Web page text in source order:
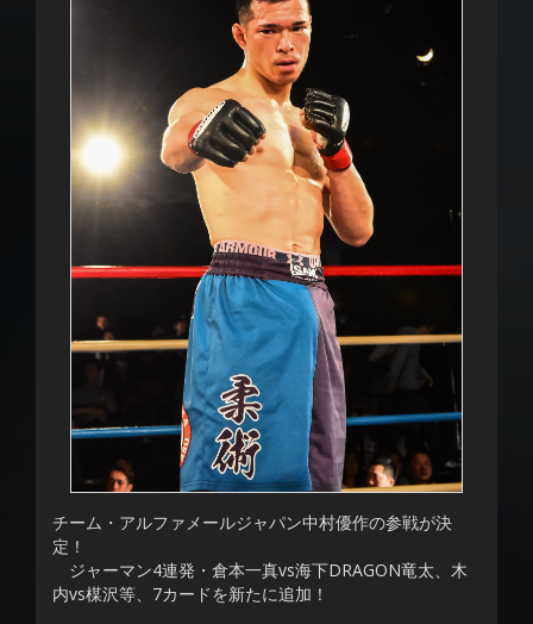
チーム・アルファメールジャパン中村優作の参戦が決
定！
ジャーマン4連発・倉本一真vs海下DRAGON竜太、木
内vs楳沢等、7カードを新たに追加！